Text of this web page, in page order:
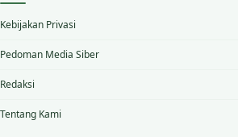
Kebijakan Privasi
Pedoman Media Siber
Redaksi
Tentang Kami